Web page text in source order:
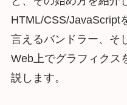
HTML/CSS/JavaScript
言えるバンドラー、そ
Web上でグラフィクス
説します。